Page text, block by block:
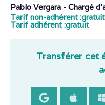
Pablo Vergara - Chargé
Tarif non-adhérent :gratuit
Tarif adhérent :gratuit
Transférer cet